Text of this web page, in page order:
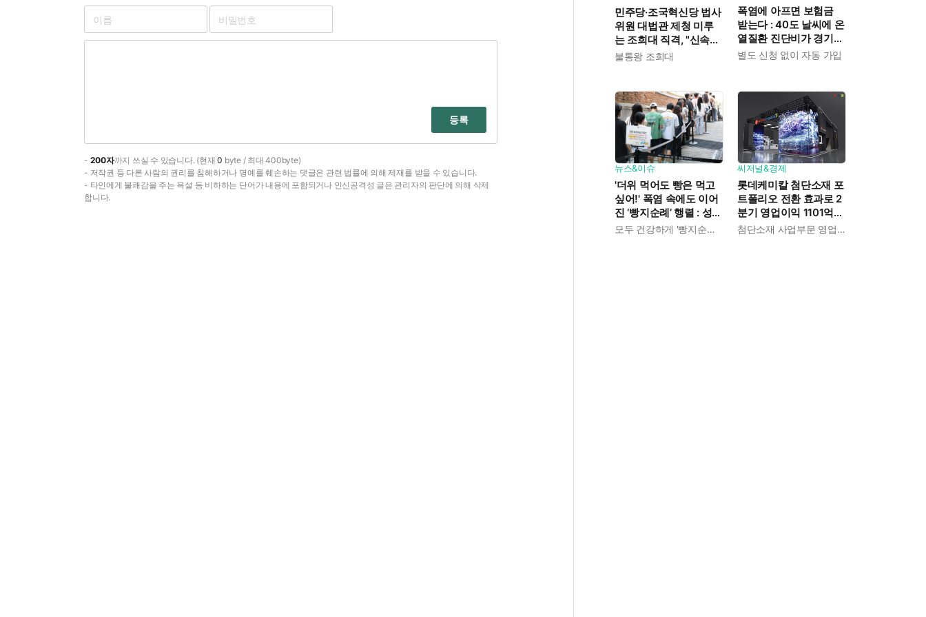
등록
- 200자까지 쓰실 수 있습니다. (현재0 byte / 최대 400byte)
- 저작권 등 다른 사람의 권리를 침해하거나 명예를 훼손하는 댓글은 관련 법률에 의해 제재를 받을 수 있습니다.
- 타인에게 불쾌감을 주는 욕설 등 비하하는 단어가 내용에 포함되거나 인신공격성 글은 관리자의 판단에 의해 삭제
합니다.
민주당·조국혁신당 법사
위원 대법관 제청 미루
는 조희대 직격, "신속한
재판 약속도 저버려"
불통왕 조희대
폭염에 아프면 보험금
받는다 : 40도 날씨에 온
열질환 진단비가 경기도
민에게 주어진다
별도 신청 없이 자동 가입
뉴스&이슈
'더위 먹어도 빵은 먹고
싶어!' 폭염 속에도 이어
진 ‘빵지순례’ 행렬 : 성심
당이 대기 손님 위해 준모두 건강하게 '빵지순례' 마치시길.
씨저널&경제
롯데케미칼 첨단소재 포
트폴리오 전환 효과로 2
분기 영업이익 1101억
흑자전환 : 대산·여수 사첨단소재 사업부문 영업이익 1325억 원